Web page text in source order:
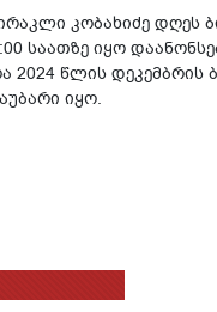
კობახიძე დღეს
საათზე იყო
2024 წლის
იყო.